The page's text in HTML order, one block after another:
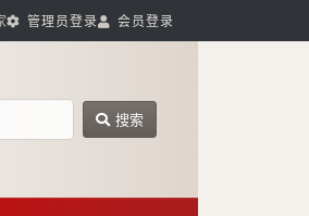
管理员登录 会员登录
网站搜索
搜索